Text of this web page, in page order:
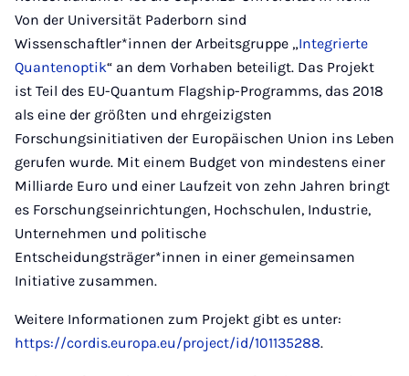
Von der Universität Paderborn sind
Wissenschaftler*innen der Arbeitsgruppe „Integrierte
Quantenoptik“ an dem Vorhaben beteiligt. Das Projekt
ist Teil des EU-Quantum Flagship-Programms, das 2018
als eine der größten und ehrgeizigsten
Forschungsinitiativen der Europäischen Union ins Leben
gerufen wurde. Mit einem Budget von mindestens einer
Milliarde Euro und einer Laufzeit von zehn Jahren bringt
es Forschungseinrichtungen, Hochschulen, Industrie,
Unternehmen und politische
Entscheidungsträger*innen in einer gemeinsamen
Initiative zusammen.
Weitere Informationen zum Projekt gibt es unter:
https://cordis.europa.eu/project/id/101135288.